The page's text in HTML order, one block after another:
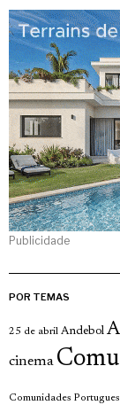
Publicidade
POR TEMAS
25 de abril Andebol
cinema
Comunidades